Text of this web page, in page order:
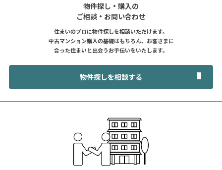
物件探し・購入の
ご相談・お問い合わせ
住まいのプロに物件探しを相談いただけます。
中古マンション購入の基礎はもちろん、お客さまに
合った住まいと出会うお手伝いをいたします。
物件探しを相談する